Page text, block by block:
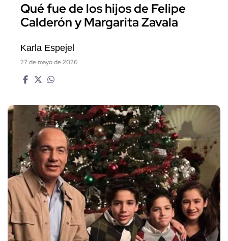
Qué fue de los hijos de Felipe
Calderón y Margarita Zavala
Karla Espejel
27 de mayo de 2026